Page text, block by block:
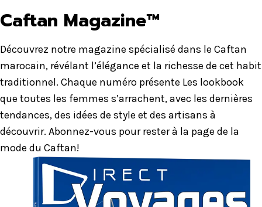
Caftan Magazine™
Découvrez notre magazine spécialisé dans le Caftan
marocain, révélant l’élégance et la richesse de cet habit
traditionnel. Chaque numéro présente Les lookbook
que toutes les femmes s’arrachent, avec les dernières
tendances, des idées de style et des artisans à
découvrir. Abonnez-vous pour rester à la page de la
mode du Caftan!